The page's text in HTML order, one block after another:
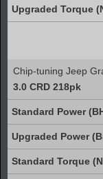
Chip-tuning Jeep
3.0 CRD 218pk